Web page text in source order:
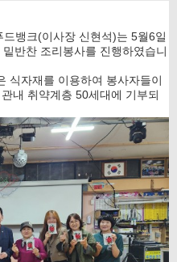
뱅크(이사장 신현석)는 5월6일
반찬 조리봉사를 진행하였습니
자재를 이용하여 봉사자들이
내 취약계층 50세대에 기부되